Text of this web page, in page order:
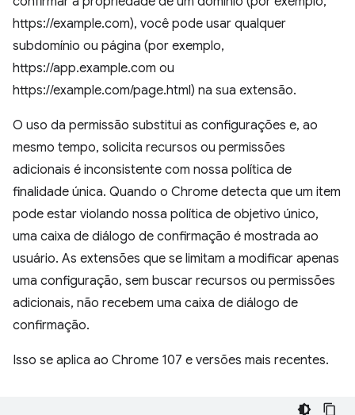
https://example.com), você pode usar qualquer
subdomínio ou página (por exemplo,
https://app.example.com ou
https://example.com/page.html) na sua extensão.
O uso da permissão substitui as configurações e, ao
mesmo tempo, solicita recursos ou permissões
adicionais é inconsistente com nossa política de
finalidade única. Quando o Chrome detecta que um item
pode estar violando nossa política de objetivo único,
uma caixa de diálogo de confirmação é mostrada ao
usuário. As extensões que se limitam a modificar apenas
uma configuração, sem buscar recursos ou permissões
adicionais, não recebem uma caixa de diálogo de
confirmação.
Isso se aplica ao Chrome 107 e versões mais recentes.